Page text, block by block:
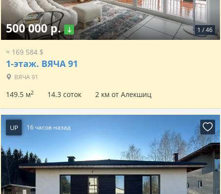
1 /46
500 000 р.
≈ 169 584 $
1-этаж. ВЯЧА 91
ВЯЧА 91
149.5 м2 14.3 соток 2 км от Алекшиц
UP 16 часов назад